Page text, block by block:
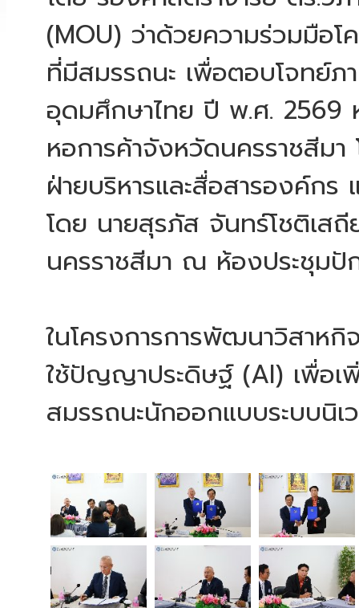
(MOU) ว่าด้วยความร่วมมือ
ที่มีสมรรถนะ เพื่อตอบโจทย์ภ
อุดมศึกษาไทย ปี พ.ศ. 2569
หอการค้าจังหวัดนครราชสีม
ฝ่ายบริหารและสื่อสารองค์กร
โดย นายสุรภัส จันทร์โชติเส
นครราชสีมา ณ ห้องประชุม
ในโครงการการพัฒนาวิสาห
ใช้ปัญญาประดิษฐ์ (AI) เพื่อเ
สมรรถนะนักออกแบบระบบนิ